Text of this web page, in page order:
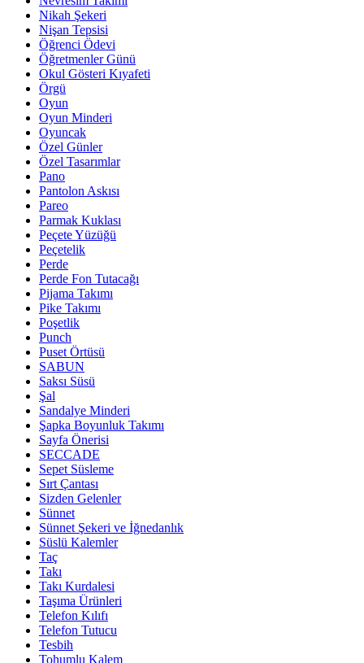
Nikah Şekeri
Nişan Tepsisi
Öğrenci Ödevi
Öğretmenler Günü
Okul Gösteri Kıyafeti
Örgü
Oyun
Oyun Minderi
Oyuncak
Özel Günler
Özel Tasarımlar
Pano
Pantolon Askısı
Pareo
Parmak Kuklası
Peçete Yüzüğü
Peçetelik
Perde
Perde Fon Tutacağı
Pijama Takımı
Pike Takımı
Poşetlik
Punch
Puset Örtüsü
SABUN
Saksı Süsü
Şal
Sandalye Minderi
Şapka Boyunluk Takımı
Sayfa Önerisi
SECCADE
Sepet Süsleme
Sırt Çantası
Sizden Gelenler
Sünnet
Sünnet Şekeri ve İğnedanlık
Süslü Kalemler
Taç
Takı
Takı Kurdalesi
Taşıma Ürünleri
Telefon Kılıfı
Telefon Tutucu
Tesbih
Tohumlu Kalem